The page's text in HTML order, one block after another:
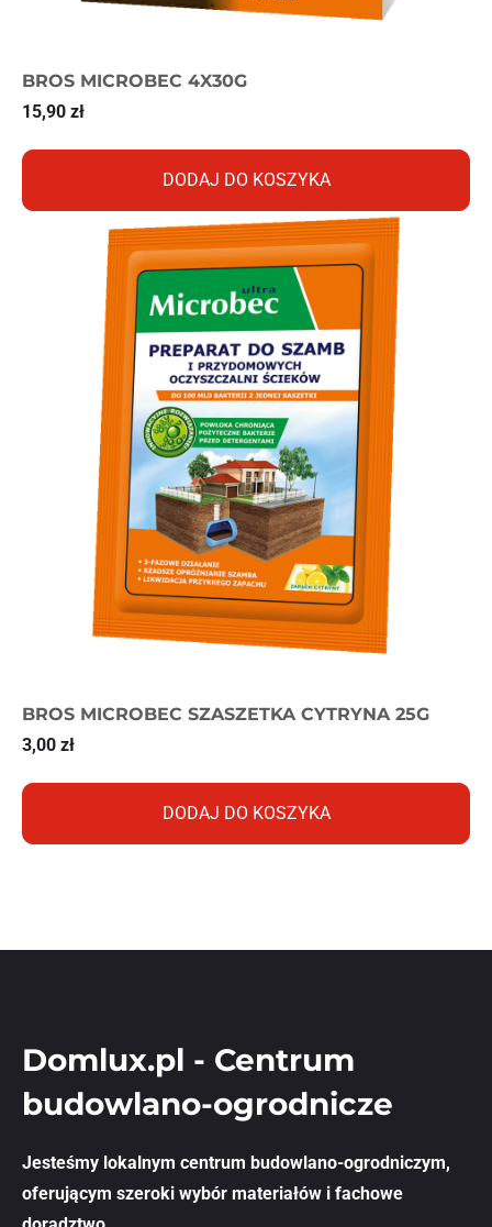
BROS MICROBEC 4X30G
15,90 zł
DODAJ DO KOSZYKA
BROS MICROBEC SZASZETKA CYTRYNA 25G
3,00 zł
DODAJ DO KOSZYKA
Domlux.pl - Centrum
budowlano-ogrodnicze
Jesteśmy lokalnym centrum budowlano-ogrodniczym,
oferującym szeroki wybór materiałów i fachowe